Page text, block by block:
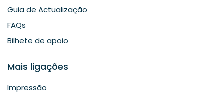
Guia de Actualização
FAQs
Bilhete de apoio
Mais ligações
Impressão